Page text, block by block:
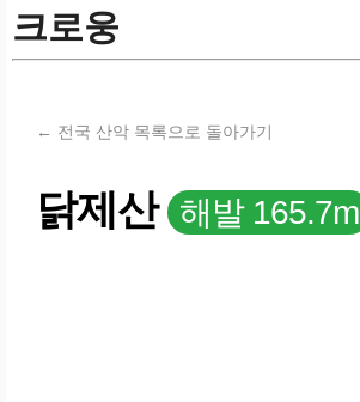
크로웅
← 전국 산악 목록으로 돌아가기
닭제산 해발 165.7m